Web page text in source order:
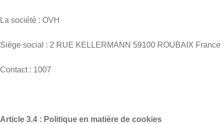
La société : OVH
Siège social : 2 RUE KELLERMANN 59100 ROUBAIX France
Contact : 1007
Article 3.4 : Politique en matière de cookies